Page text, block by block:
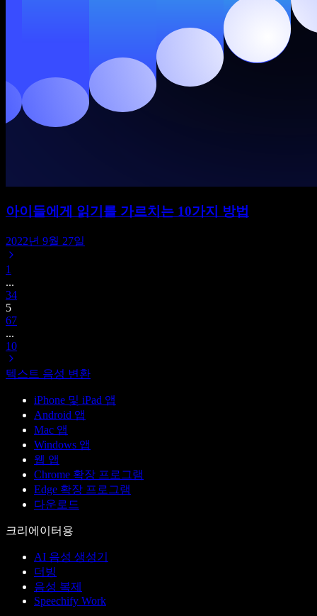
아이들에게 읽기를 가르치는 10가지 방법
2022년 9월 27일
1
...
34
5
67
...
10
텍스트 음성 변환
iPhone 및 iPad 앱
Android 앱
Mac 앱
Windows 앱
웹 앱
Chrome 확장 프로그램
Edge 확장 프로그램
다운로드
크리에이터용
AI 음성 생성기
더빙
음성 복제
Speechify Work